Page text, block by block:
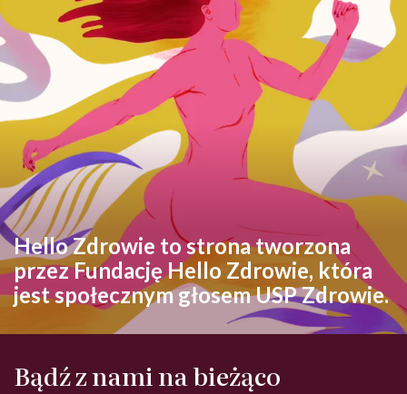
Hello Zdrowie to strona tworzona
przez Fundację Hello Zdrowie, która
jest społecznym głosem USP Zdrowie.
Bądź z nami na bieżąco